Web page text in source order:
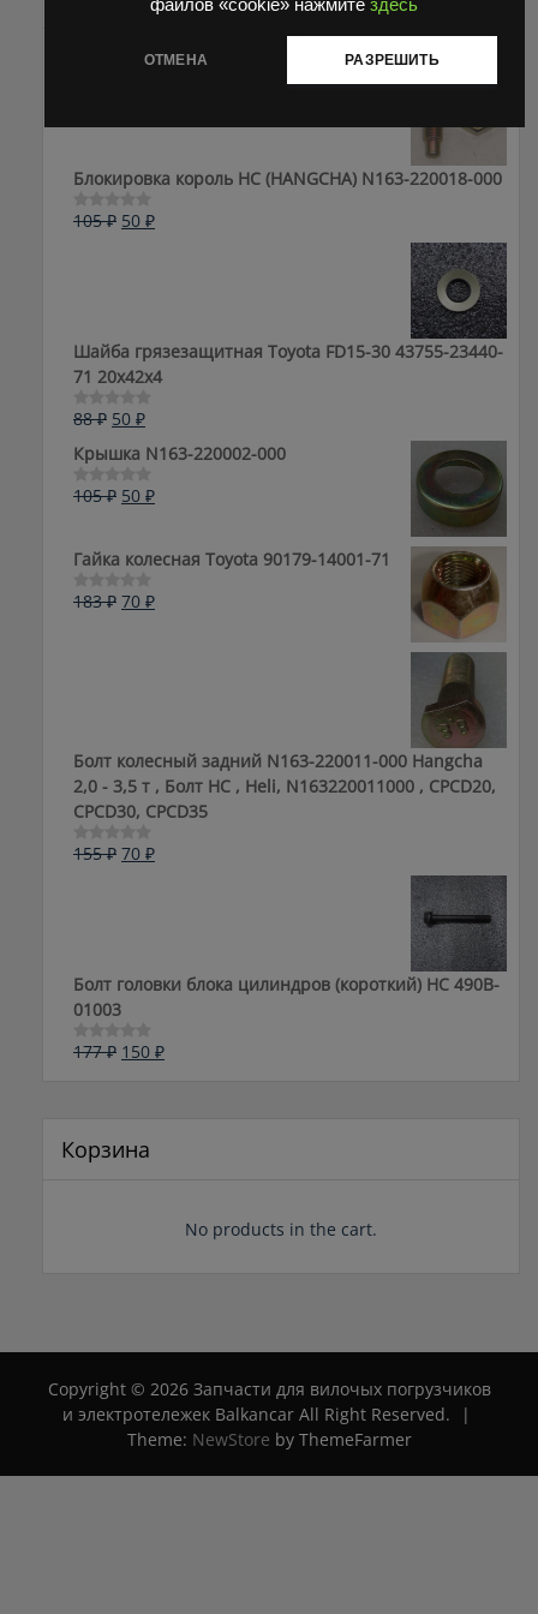
файлов «cookie» нажмите здесь
ОТМЕНА РАЗРЕШИТЬ
Блокировка король HC (HANGCHA) N163-220018-000
Оценка
105₽ Первоначальная
50 ₽Текущая
Шайба грязезащитная Toyota FD15-30 43755-23440-
71 20x42x4
Оценка
из
88₽ Первоначальная
цена
составляла
88 ₽.
50 ₽Текущая
цена:
50 ₽.
Крышка N163-220002-000
Оценка
5
105₽ Первоначальная
105 ₽.
50 ₽Текущая
Гайка колесная Toyota 90179-14001-71
Оценка
183₽ Первоначальная
70 ₽Текущая
Болт колесный задний N163-220011-000 Hangcha
2,0 - 3,5 т , Болт HC , Heli, N163220011000 , CPCD20,
CPCD30, CPCD35
Оценка
155₽ Первоначальная
70 ₽Текущая
Болт головки блока цилиндров (короткий) НС 490B-
01003
Оценка
177₽ Первоначальная
150 ₽Текущая
Корзина
No products in the cart.
Copyright © 2026 Запчасти для вилочых погрузчиков
и электротележек Balkancar All Right Reserved.
|
Theme: NewStore by ThemeFarmer